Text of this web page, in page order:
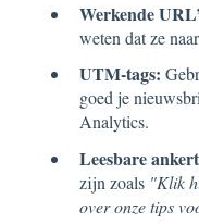
Werkende
weten dat ze
UTM-tags:
goed je
Analytics.
Leesbare
zijn zoals "Klik
over onze tips